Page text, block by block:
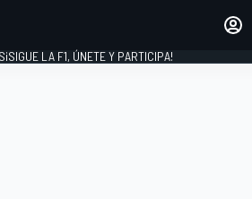
¡SIGUE LA F1, ÚNETE Y PARTICIPA!